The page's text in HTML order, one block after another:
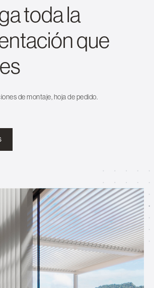
toda la
que
de montaje, hoja de pedido.